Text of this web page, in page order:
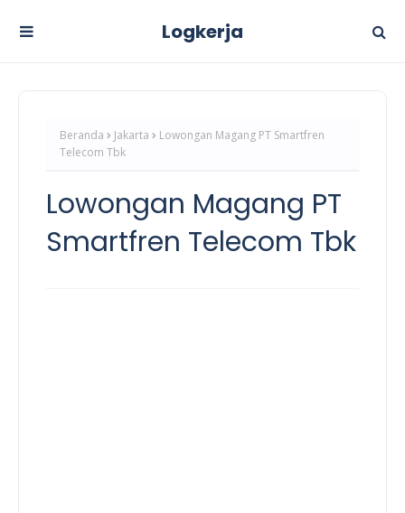
Logkerja
Beranda Jakarta
Lowongan Magang PT Smartfren
Telecom Tbk
Lowongan Magang PT
Smartfren Telecom Tbk